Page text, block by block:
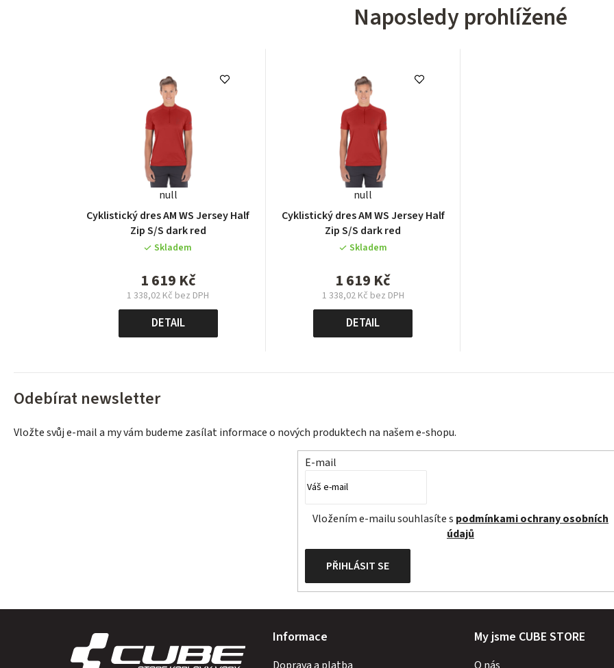
Naposledy prohlížené
null
Cyklistický dres AM WS Jersey Half
Zip S/S dark red
Skladem
1 619 Kč
1 338,02 Kč bez DPH
Měrná
cena:
DETAIL
null
Cyklistický dres AM WS Jersey Half
Zip S/S dark red
Skladem
1 619 Kč
1 338,02 Kč bez DPH
Měrná
cena:
DETAIL
Odebírat newsletter
Vložte svůj e-mail a my vám budeme zasílat informace o nových produktech na našem e-shopu.
E-mail
Vložením e-mailu souhlasíte s podmínkami ochrany osobních
údajů
PŘIHLÁSIT SE
Informace My jsme CUBE STORE